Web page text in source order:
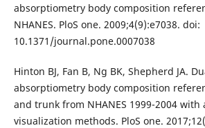
absorptiometry body composition
NHANES. PloS one. 2009;4(9):e7038. doi:
10.1371/journal.pone.0007038
Hinton BJ, Fan B, Ng BK, Shepherd JA.
absorptiometry body composition
and trunk from NHANES 1999-2004 with
visualization methods. PloS one.